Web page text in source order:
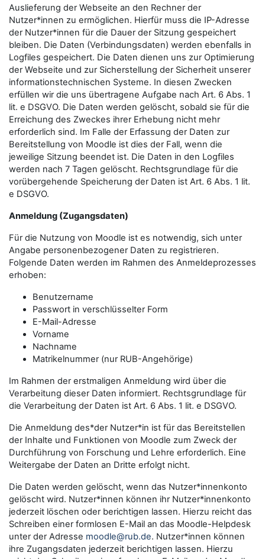
Auslieferung der Webseite an den Rechner der
Nutzer*innen zu ermöglichen. Hierfür muss die IP-Adresse
der Nutzer*innen für die Dauer der Sitzung gespeichert
bleiben. Die Daten (Verbindungsdaten) werden ebenfalls in
Logfiles gespeichert. Die Daten dienen uns zur Optimierung
der Webseite und zur Sicherstellung der Sicherheit unserer
informationstechnischen Systeme. In diesen Zwecken
erfüllen wir die uns übertragene Aufgabe nach Art. 6 Abs. 1
lit. e DSGVO. Die Daten werden gelöscht, sobald sie für die
Erreichung des Zweckes ihrer Erhebung nicht mehr
erforderlich sind. Im Falle der Erfassung der Daten zur
Bereitstellung von Moodle ist dies der Fall, wenn die
jeweilige Sitzung beendet ist. Die Daten in den Logfiles
werden nach 7 Tagen gelöscht. Rechtsgrundlage für die
vorübergehende Speicherung der Daten ist Art. 6 Abs. 1 lit.
e DSGVO.
Anmeldung (Zugangsdaten)
Für die Nutzung von Moodle ist es notwendig, sich unter
Angabe personenbezogener Daten zu registrieren.
Folgende Daten werden im Rahmen des Anmeldeprozesses
erhoben:
Benutzername
Passwort in verschlüsselter Form
E-Mail-Adresse
Vorname
Nachname
Matrikelnummer (nur RUB-Angehörige)
Im Rahmen der erstmaligen Anmeldung wird über die
Verarbeitung dieser Daten informiert. Rechtsgrundlage für
die Verarbeitung der Daten ist Art. 6 Abs. 1 lit. e DSGVO.
Die Anmeldung des*der Nutzer*in ist für das Bereitstellen
der Inhalte und Funktionen von Moodle zum Zweck der
Durchführung von Forschung und Lehre erforderlich. Eine
Weitergabe der Daten an Dritte erfolgt nicht.
Die Daten werden gelöscht, wenn das Nutzer*innenkonto
gelöscht wird. Nutzer*innen können ihr Nutzer*innenkonto
jederzeit löschen oder berichtigen lassen. Hierzu reicht das
Schreiben einer formlosen E-Mail an das Moodle-Helpdesk
unter der Adresse moodle@rub.de. Nutzer*innen können
ihre Zugangsdaten jederzeit berichtigen lassen. Hierzu